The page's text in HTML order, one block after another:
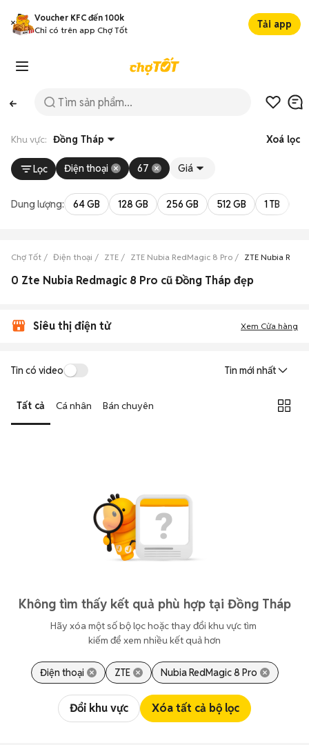
Voucher KFC đến 100k
Chỉ có trên app Chợ Tốt
Tải app
Khu vực: Đồng Tháp Xoá lọc
Lọc Điện thoại 67 Giá
Dung lượng: 64 GB 128 GB 256 GB 512 GB 1 TB
Chợ Tốt Điện thoại ZTE ZTE Nubia RedMagic 8 Pro ZTE Nubia
0 Zte Nubia Redmagic 8 Pro cũ Đồng Tháp đẹp
Siêu thị điện tử Xem Cửa hàng
Tin có video Tin mới nhất
Tất cả Cá nhân Bán chuyên
Không tìm thấy kết quả phù hợp tại Đồng Tháp
Hãy xóa một số bộ lọc hoặc thay đổi khu vực tìm
kiếm để xem nhiều kết quả hơn
Điện thoại ZTE Nubia RedMagic 8 Pro
Đổi khu vực Xóa tất cả bộ lọc